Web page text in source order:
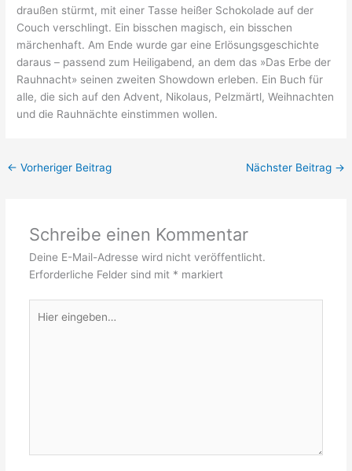
draußen stürmt, mit einer Tasse heißer Schokolade auf der
Couch verschlingt. Ein bisschen magisch, ein bisschen
märchenhaft. Am Ende wurde gar eine Erlösungsgeschichte
daraus – passend zum Heiligabend, an dem das »Das Erbe der
Rauhnacht» seinen zweiten Showdown erleben. Ein Buch für
alle, die sich auf den Advent, Nikolaus, Pelzmärtl, Weihnachten
und die Rauhnächte einstimmen wollen.
← Vorheriger Beitrag Nächster Beitrag →
Schreibe einen Kommentar
Deine E-Mail-Adresse wird nicht veröffentlicht.
Erforderliche Felder sind mit * markiert
eingeben…